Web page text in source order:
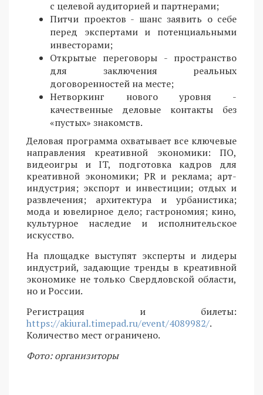
с целевой аудиторией и партнерами;
Питчи проектов - шанс заявить о себе
перед экспертами и потенциальными
инвесторами;
Открытые переговоры - пространство
для заключения реальных
договоренностей на месте;
Нетворкинг нового уровня -
качественные деловые контакты без
«пустых» знакомств.
Деловая программа охватывает все ключевые
направления креативной экономики: ПО,
видеоигры и IT, подготовка кадров для
креативной экономики; PR и реклама; арт-
индустрия; экспорт и инвестиции; отдых и
развлечения; архитектура и урбанистика;
мода и ювелирное дело; гастрономия; кино,
культурное наследие и исполнительское
искусство.
На площадке выступят эксперты и лидеры
индустрий, задающие тренды в креативной
экономике не только Свердловской области,
но и России.
Регистрация и билеты:
https://akiural.timepad.ru/event/4089982/.
Количество мест ограничено.
Фото: организиторы